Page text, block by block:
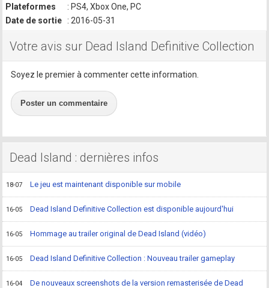
Plateformes
: PS4, Xbox One, PC
Date de sortie
: 2016-05-31
Votre avis sur Dead Island Definitive Collection
Soyez le premier à commenter cette information.
Poster un commentaire
Dead Island : dernières infos
18-07 Le jeu est maintenant disponible sur mobile
16-05 Dead Island Definitive Collection est disponible aujourd'hui
16-05 Hommage au trailer original de Dead Island (vidéo)
16-05 Dead Island Definitive Collection : Nouveau trailer gameplay
16-04
De nouveaux screenshots de la version remasterisée de Dead